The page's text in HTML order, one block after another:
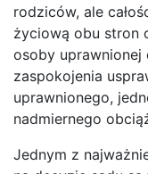
rodziców, ale
życiową obu stron
osoby uprawnionej
zaspokojenia
uprawnionego,
nadmiernego
Jednym z